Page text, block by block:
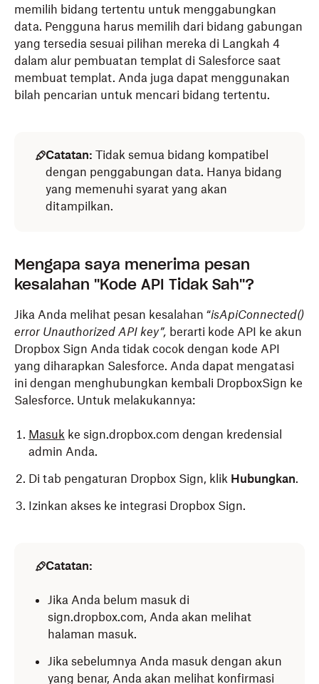
memilih bidang tertentu untuk menggabungkan
data. Pengguna harus memilih dari bidang gabungan
yang tersedia sesuai pilihan mereka di Langkah 4
dalam alur pembuatan templat di Salesforce saat
membuat templat. Anda juga dapat menggunakan
bilah pencarian untuk mencari bidang tertentu.
Catatan: Tidak semua bidang kompatibel
dengan penggabungan data. Hanya bidang
yang memenuhi syarat yang akan
ditampilkan.
Mengapa saya menerima pesan
kesalahan "Kode API Tidak Sah"?
Jika Anda melihat pesan kesalahan “isApiConnected()
error Unauthorized API key”, berarti kode API ke akun
Dropbox Sign Anda tidak cocok dengan kode API
yang diharapkan Salesforce. Anda dapat mengatasi
ini dengan menghubungkan kembali DropboxSign ke
Salesforce. Untuk melakukannya:
Masuk ke sign.dropbox.com dengan kredensial
admin Anda.
Di tab pengaturan Dropbox Sign, klik Hubungkan.
Izinkan akses ke integrasi Dropbox Sign.
Catatan:
Jika Anda belum masuk di
sign.dropbox.com, Anda akan melihat
halaman masuk.
Jika sebelumnya Anda masuk dengan akun
yang benar, Anda akan melihat konfirmasi